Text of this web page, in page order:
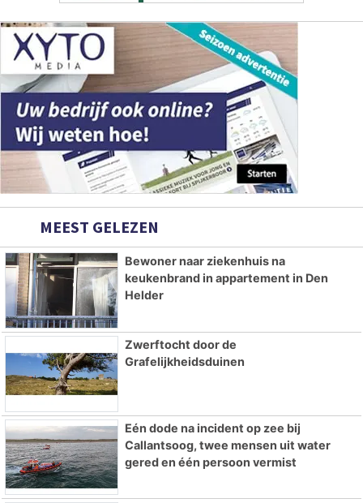
MEEST GELEZEN
Bewoner naar ziekenhuis na
keukenbrand in appartement in Den
Helder
Zwerftocht door de
Grafelijkheidsduinen
Eén dode na incident op zee bij
Callantsoog, twee mensen uit water
gered en één persoon vermist